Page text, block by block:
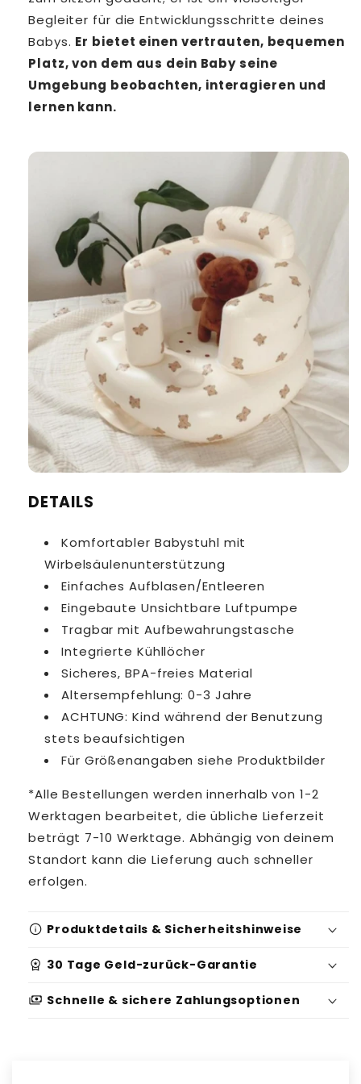
Begleiter für die Entwicklungsschritte deines
Babys. Er bietet einen vertrauten, bequemen
Platz, von dem aus dein Baby seine
Umgebung beobachten, interagieren und
lernen kann.
DETAILS
Komfortabler Babystuhl mit
Wirbelsäulenunterstützung
Einfaches Aufblasen/Entleeren
Eingebaute Unsichtbare Luftpumpe
Tragbar mit Aufbewahrungstasche
Integrierte Kühllöcher
Sicheres, BPA-freies Material
Altersempfehlung: 0-3 Jahre
ACHTUNG: Kind während der Benutzung
stets beaufsichtigen
Für Größenangaben siehe Produktbilder
*Alle Bestellungen werden innerhalb von 1-2
Werktagen bearbeitet, die übliche Lieferzeit
beträgt 7-10 Werktage. Abhängig von deinem
Standort kann die Lieferung auch schneller
erfolgen.
info Produktdetails & Sicherheitshinweise
Produktidentifikation:
Serien-/Batchnummer: 5398801
workspace_premium 30 Tage Geld-zurück-Garantie
payments Schnelle & sichere Zahlungsoptionen